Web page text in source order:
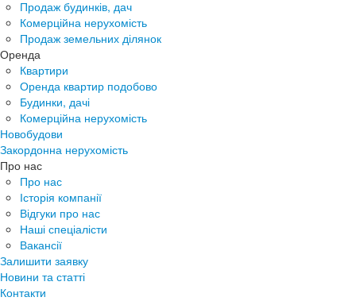
Продаж будинків, дач
Комерційна нерухомість
Продаж земельних ділянок
Оренда
Квартири
Оренда квартир подобово
Будинки, дачі
Комерційна нерухомість
Новобудови
Закордонна нерухомість
Про нас
Про нас
Історія компанії
Відгуки про нас
Наші спеціалісти
Вакансії
Залишити заявку
Новини та статті
Контакти